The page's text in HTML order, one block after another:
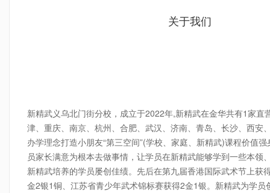
关于我们
新精武义乌北门街分校，成立于2022年,新精武在金华共有1家
津、重庆、南京、杭州、合肥、武汉、济南、青岛、长沙、西
办学理念打造小朋友“第三空间”(学校、家庭、新精武)课程价值
员家长满意为根本去做事情，让学员在新精武能够学到一些本
新精武培养的学员屡创佳绩。先后在第九届香港国际武术节上
金2银1铜、江苏省青少年武术锦标赛获得2金1银。新精武为学